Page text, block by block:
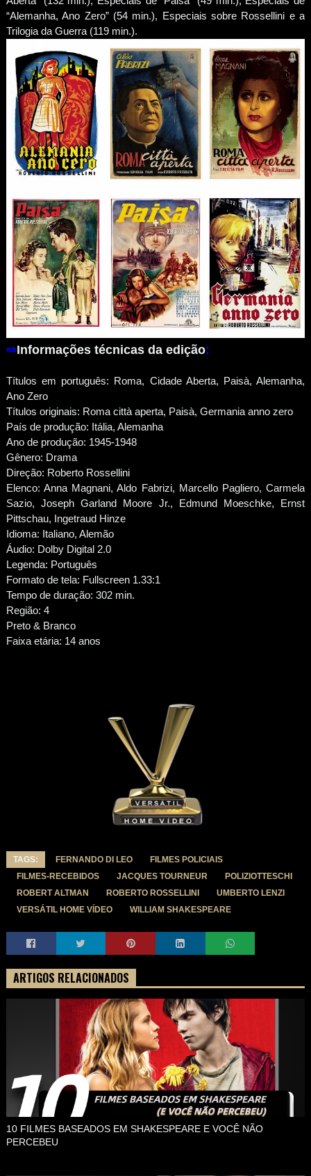
“Alemanha, Ano Zero” (54 min.), Especiais sobre Rossellini e a
Trilogia da Guerra (119 min.).
⇨Informações técnicas da edição:
Títulos em português: Roma, Cidade Aberta, Paisà, Alemanha,
Ano Zero
Títulos originais: Roma città aperta, Paisà, Germania anno zero
País de produção: Itália, Alemanha
Ano de produção: 1945-1948
Gênero: Drama
Direção: Roberto Rossellini
Elenco: Anna Magnani, Aldo Fabrizi, Marcello Pagliero, Carmela
Sazio, Joseph Garland Moore Jr., Edmund Moeschke, Ernst
Pittschau, Ingetraud Hinze
Idioma: Italiano, Alemão
Áudio: Dolby Digital 2.0
Legenda: Português
Formato de tela: Fullscreen 1.33:1
Tempo de duração: 302 min.
Região: 4
Preto & Branco
Faixa etária: 14 anos
TAGS: FERNANDO DI LEO
FILMES POLICIAIS
FILMES-RECEBIDOS
JACQUES TOURNEUR
POLIZIOTTESCHI
ROBERT ALTMAN
ROBERTO ROSSELLINI
UMBERTO LENZI
VERSÁTIL HOME VÍDEO
WILLIAM SHAKESPEARE
ARTIGOS RELACIONADOS
10 FILMES BASEADOS EM SHAKESPEARE E VOCÊ NÃO
PERCEBEU